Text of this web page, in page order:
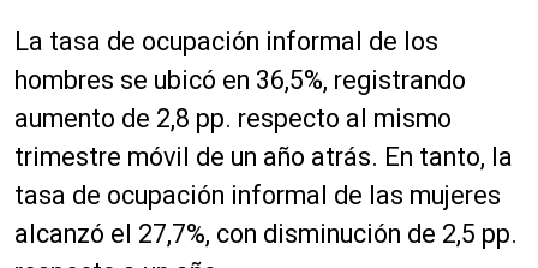
La tasa de ocupación informal de los
hombres se ubicó en 36,5%, registrando
aumento de 2,8 pp. respecto al mismo
trimestre móvil de un año atrás. En tanto, la
tasa de ocupación informal de las mujeres
alcanzó el 27,7%, con disminución de 2,5 pp.